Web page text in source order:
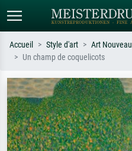
Recherchez par artiste, titre ou style –
ex. Monet, Nuit étoilée,
impressionnisme, vague de Hokusai,
nu.
Accueil Style d'art Art Nouveau
Un champ de coquelicots